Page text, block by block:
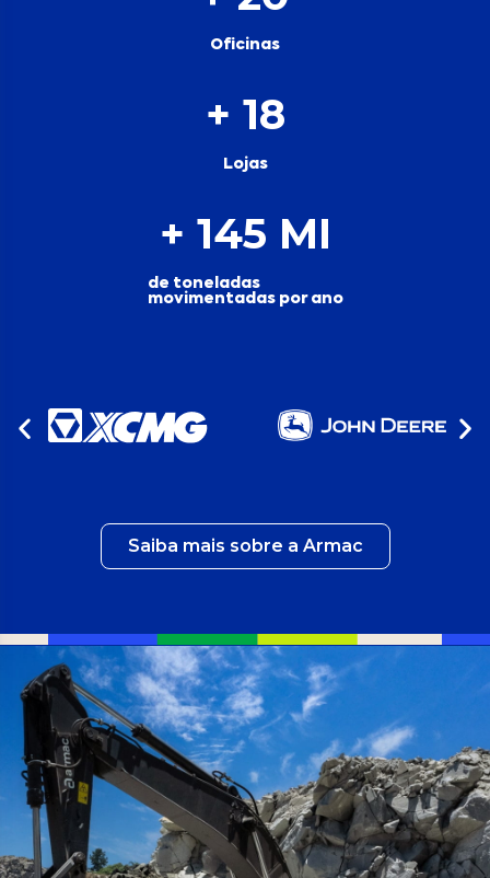
Oficinas
Lojas
+ 18
de toneladas
movimentadas por ano
+ 145 MI
Saiba mais sobre a Armac